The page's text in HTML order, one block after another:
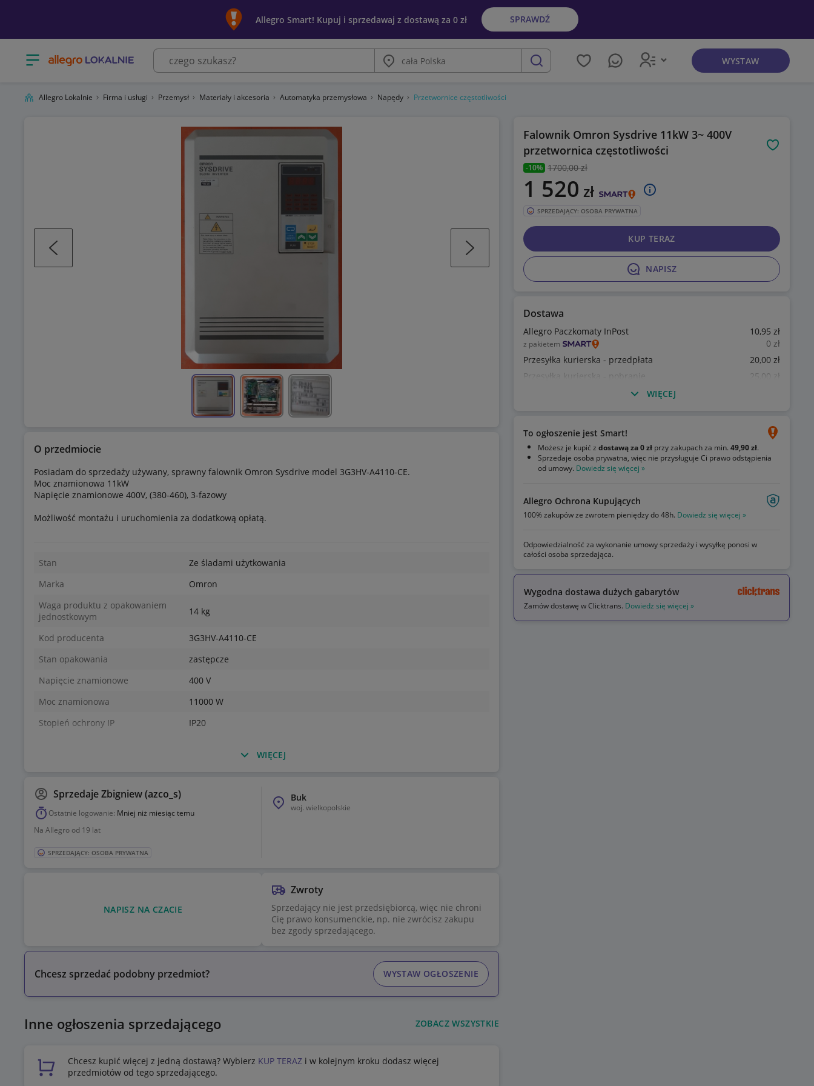
Allegro Smart! Kupuj i sprzedawaj z dostawą za 0 zł SPRAWDŹ
Otwórz menu z kategoriami
Miasto
szukaj
WYSTAW
Falownik Omron Sysdrive 11kW 3~ 400V
przetwornica częstotliwości
Obserwuj
-10% 1700,00 zł
1 520 zł
SPRZEDAJĄCY: OSOBA PRYWATNA
NAPISZ
KUP TERAZ
Dostawa
Allegro Paczkomaty InPost 10,95 zł
z pakietem 0 zł
Przesyłka kurierska - przedpłata
20,00 zł
Przesyłka kurierska - pobranie
25 ,00
zł
WIĘCEJ
To ogłoszenie jest Smart!
Możesz je kupić z dostawą za 0 zł przy zakupach za min. 49,90 zł.
Sprzedaje osoba prywatna, więc nie przysługuje Ci prawo odstąpienia
od umowy. Dowiedz się więcej »
Allegro Ochrona Kupujących
100% zakupów ze zwrotem pieniędzy do 48h. Dowiedz się więcej »
Odpowiedzialność za wykonanie umowy sprzedaży i wysyłkę ponosi w
całości osoba sprzedająca.
Wygodna dostawa dużych gabarytów
Zamów dostawę w Clicktrans. Dowiedz się więcej »
O przedmiocie
Posiadam do sprzedaży używany, sprawny falownik Omron Sysdrive model 3G3HV-A4110-CE.
Moc znamionowa 11kW
Napięcie znamionowe 400V, (380-460), 3-fazowy
Możliwość montażu i uruchomienia za dodatkową opłatą.
Stan
Ze śladami użytkowania
Marka
Omron
Waga produktu z opakowaniem
jednostkowym
14 kg
Kod producenta
3G3HV-A4110-CE
Stan opakowania
zastępcze
Napięcie znamionowe
400 V
Moc znamionowa
11000 W
Stopień ochrony IP
IP20
WIĘCEJ
SprzedajeZbigniew (azco_s)
Ostatnie logowanie: Mniej niż miesiąc temu
Na Allegro od 19 lat
SPRZEDAJĄCY: OSOBA PRYWATNA
Buk
woj. wielkopolskie
NAPISZ NA CZACIE
Zwroty
Sprzedający nie jest przedsiębiorcą, więc nie chroni
Cię prawo konsumenckie, np. nie zwrócisz zakupu
bez zgody sprzedającego.
Inne ogłoszenia sprzedającego ZOBACZ WSZYSTKIE
Chcesz kupić więcej z jedną dostawą? Wybierz KUP TERAZ i w kolejnym kroku dodasz więcej
przedmiotów od tego sprzedającego.
Allegro Lokalnie Firma i usługi Przemysł Materiały i akcesoria Automatyka przemysłowa Napędy Przetwornice częstotliwości
Chcesz sprzedać podobny przedmiot? WYSTAW OGŁOSZENIE